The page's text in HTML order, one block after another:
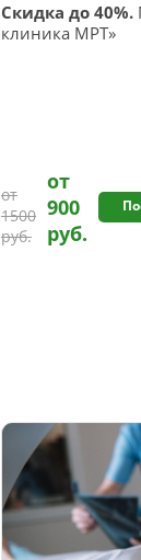
Скидка до 40%.
клиника МРТ»
от
1500
руб.
от
900
руб.